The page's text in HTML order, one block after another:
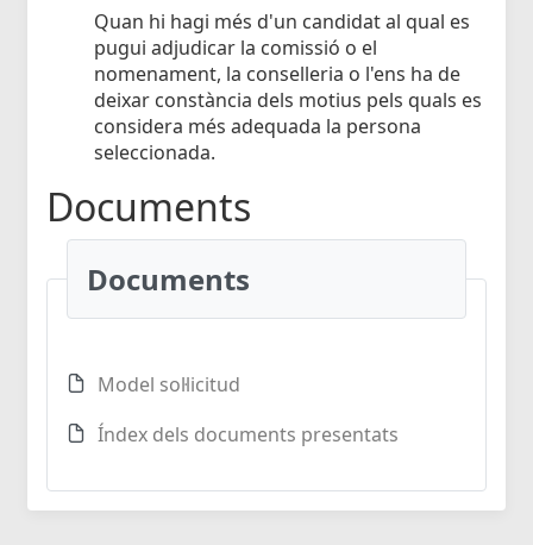
Quan hi hagi més d'un candidat al qual es
pugui adjudicar la comissió o el
nomenament, la conselleria o l'ens ha de
deixar constància dels motius pels quals es
considera més adequada la persona
seleccionada.
Documents
Documents
Model sol·licitud
Índex dels documents presentats